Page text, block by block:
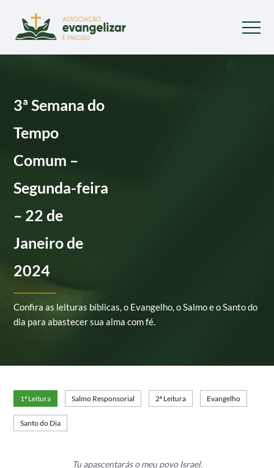
3ª Semana do
Tempo
Comum –
Segunda-feira
– 22 de
Janeiro de
2024
Confira as leituras bíblicas, o Evangelho, o Salmo e o Santo do
dia para abastecer sua alma com fé.
1ª Leitura Salmo Responsorial 2ª Leitura Evangelho
Santo do Dia
Tu apascentarás o meu povo Israel.